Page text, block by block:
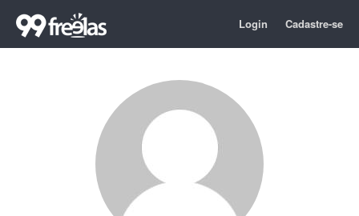
Login Cadastre-se